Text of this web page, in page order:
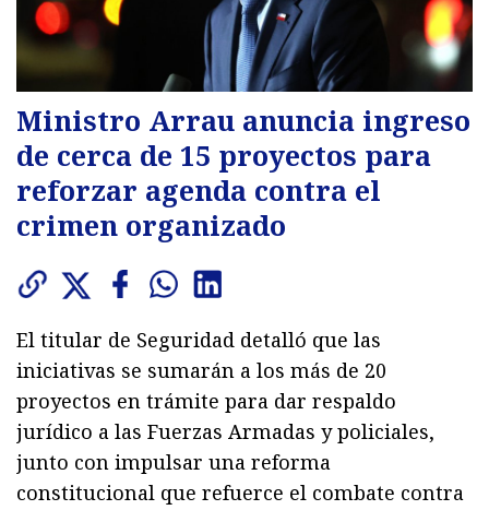
Ministro Arrau anuncia ingreso
de cerca de 15 proyectos para
reforzar agenda contra el
crimen organizado
El titular de Seguridad detalló que las
iniciativas se sumarán a los más de 20
proyectos en trámite para dar respaldo
jurídico a las Fuerzas Armadas y policiales,
junto con impulsar una reforma
constitucional que refuerce el combate contra